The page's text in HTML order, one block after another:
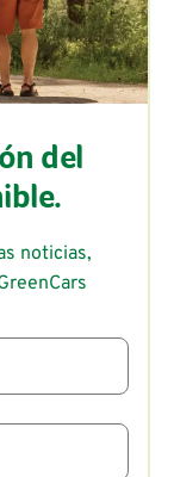
del
noticias,